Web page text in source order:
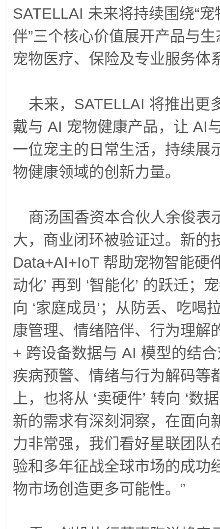
SATELLAI 未来将持续围绕“宠
伴”三个核心价值展开产品与
宠物医疗、保险及专业服务体
未来，SATELLAI 将推出更
戴与 AI 宠物健康产品，让 AI
一位宠主的日常生活，持续展
物健康领域的创新力量。
商汤国香资本合伙人余俊表
大，商业闭环被验证过。新的
Data+AI+IoT 帮助宠物智能硬
动化’ 再到 ‘智能化’ 的跃迁；
向 ‘家庭成员’；从防丢、吃喝
康管理、情绪陪伴、行为理解
+ 跨设备数据与 AI 模型的结
疾病预警、情绪与行为解码等
上，也将从 ‘卖硬件’ 转向 ‘数
新的需求有深刻洞察，在面向
力非常强，我们看好星联团队
验和多年征战全球市场的成功
物市场创造更多可能性。”